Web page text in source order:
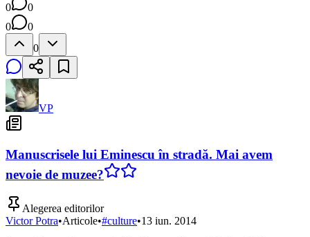
0
0
0
0
0
VP
Manuscrisele lui Eminescu în stradă. Mai avem
nevoie de muzee?
Alegerea editorilor
Victor Potra•Articole•#culture•13 iun. 2014